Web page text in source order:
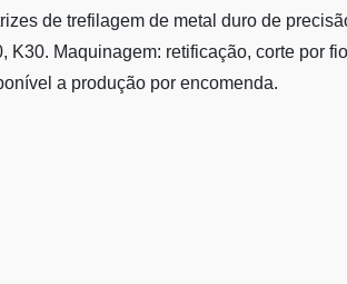
de trefilagem de metal duro de
K30. Maquinagem: retificação, corte por
a produção por encomenda.